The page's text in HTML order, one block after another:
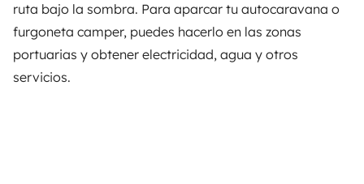
ruta bajo la sombra. Para aparcar tu autocaravana o
furgoneta camper, puedes hacerlo en las zonas
portuarias y obtener electricidad, agua y otros
servicios.